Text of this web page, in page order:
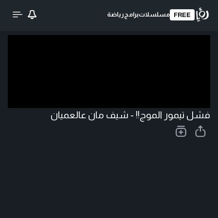
FREE مسلسلاتبرامج رياضة
فشل تيمور الموج!! - شيف مان عالعميان